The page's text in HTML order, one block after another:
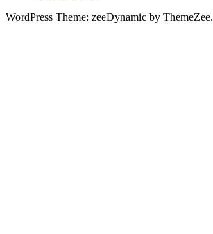
WordPress Theme: zeeDynamic by ThemeZee.